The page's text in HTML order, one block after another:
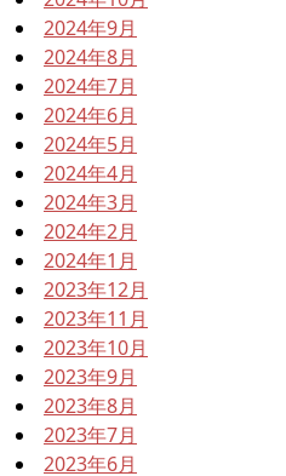
2024年9月
2024年8月
2024年7月
2024年6月
2024年5月
2024年4月
2024年3月
2024年2月
2024年1月
2023年12月
2023年11月
2023年10月
2023年9月
2023年8月
2023年7月
2023年6月